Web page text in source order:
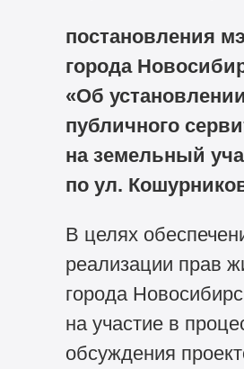
постановления
города
«Об установлении
публичного
на земельный
по ул.
В целях
реализации прав
города
на участие в
обсуждения